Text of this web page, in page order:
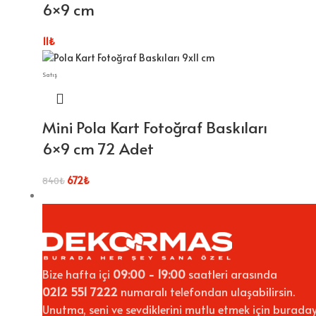
6×9 cm
11₺
Satış
Mini Pola Kart Fotoğraf Baskıları
6×9 cm 72 Adet
840₺ 672₺
Bize hafta içi 09:00 - 19:00 saatleri arasında
0212 551 7222 numaralı telefondan ulaşabilirsin.
Unutma, seni ve sevdiklerini mutlu etmek için